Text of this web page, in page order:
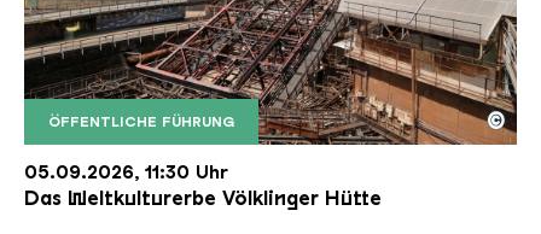
ÖFFENTLICHE FÜHRUNG
Der Erzschrägaufzug der Völklinger Hütte mit
Copyright: Weltkulturerbe Völklinger Hütte | Karl
©
05.09.2026, 11:30 Uhr
Das Weltkulturerbe Völklinger Hütte